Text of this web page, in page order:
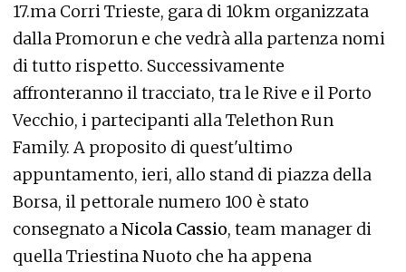
17.ma Corri Trieste, gara di 10km organizzata
dalla Promorun e che vedrà alla partenza nomi
di tutto rispetto. Successivamente
affronteranno il tracciato, tra le Rive e il Porto
Vecchio, i partecipanti alla Telethon Run
Family. A proposito di quest'ultimo
appuntamento, ieri, allo stand di piazza della
Borsa, il pettorale numero 100 è stato
consegnato aNicola Cassio, team manager di
quella Triestina Nuoto che ha appena